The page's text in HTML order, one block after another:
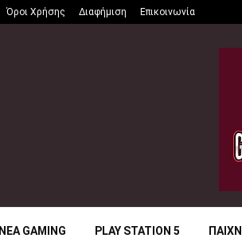
Όροι Χρήσης Διαφήμιση Επικοινωνία
ΝΕΑ GAMING PLAY STATION 5